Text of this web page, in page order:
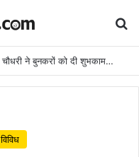
राष्ट्रीय हथकरघा दिवस पर वित्त मंत्री ओपी चौधरी ने बुनकरों को दी शुभकामनाएं
विविध